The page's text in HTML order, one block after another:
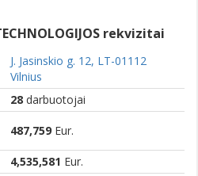
rekvizitai
J. Jasinskio g. 12, LT-01112
Vilnius
28 darbuotojai
487,759 Eur.
4,535,581 Eur.